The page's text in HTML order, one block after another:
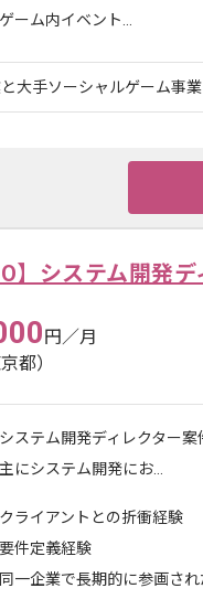
ーム内イベント...
大手ソーシャルゲーム事
】システム開発
円／月
都）
システム開発ディレクター
主にシステム開発にお...
クライアントとの折衝経験
要件定義経験
同一企業で長期的に参画さ